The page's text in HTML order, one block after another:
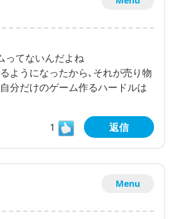
ってないんだよね
ようになったから､それが売り物
分だけのゲーム作るハードルは
1
返信
Menu